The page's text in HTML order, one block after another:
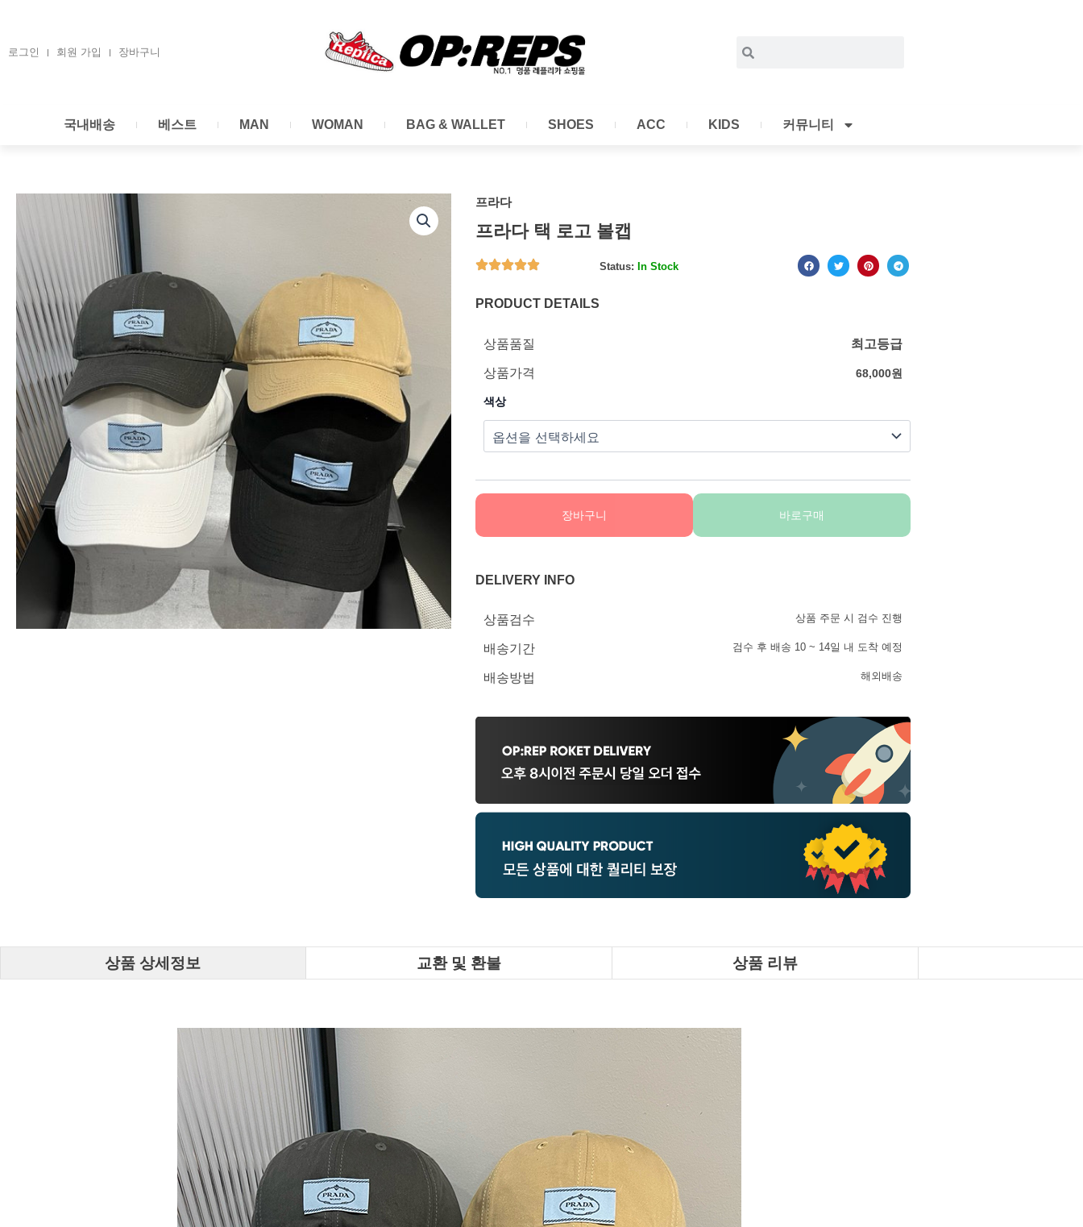
츠로그인 회원 가입 장바구니
국내배송 베스트 MAN WOMAN BAG & WALLET SHOES ACC KIDS 커뮤니티
프라다
프라다 택 로고 볼캡
Status: In Stock
PRODUCT DETAILS
상품품질 최고등급
상품가격 68,000원
색상
장바구니 바로구매
DELIVERY INFO
상품검수 상품 주문 시 검수 진행
배송기간 검수 후 배송 10 ~ 14일 내 도착 예정
배송방법 해외배송
상품 상세정보 교환 및 환불 상품 리뷰